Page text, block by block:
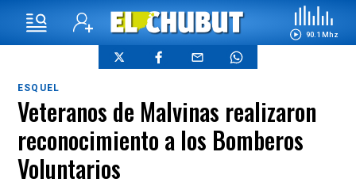
90.1 Mhz
ESQUEL
Veteranos de Malvinas realizaron
reconocimiento a los Bomberos
Voluntarios